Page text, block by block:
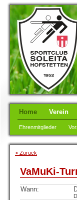
Home Verein
Ehrenmitglieder
> Zurück
VaMuKi-
Wann: